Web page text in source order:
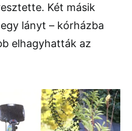
Két másik
lányt – kórházba
elhagyhatták az